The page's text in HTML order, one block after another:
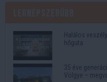
Halálos
hőguta
35 éve
Völgye –